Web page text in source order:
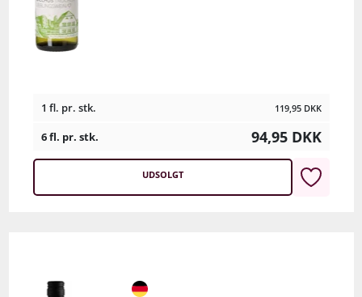
1 fl. pr. stk. 119,95 DKK
6 fl. pr. stk. 94,95 DKK
UDSOLGT